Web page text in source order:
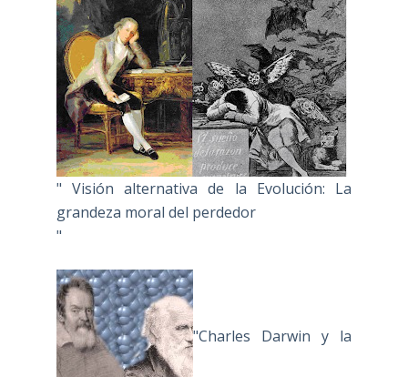
" Visión alternativa de la Evolución: La
grandeza moral del perdedor
"
"Charles Darwin y la